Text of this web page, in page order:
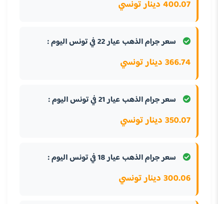
400.07 دينار تونسي
سعر جرام الذهب عيار 22 في تونس اليوم :
366.74 دينار تونسي
سعر جرام الذهب عيار 21 في تونس اليوم :
350.07 دينار تونسي
سعر جرام الذهب عيار 18 في تونس اليوم :
300.06 دينار تونسي